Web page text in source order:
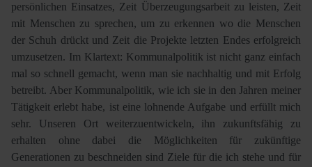
persönlichen Einsatzes, Zeit Überzeugungsarbeit zu leisten, Zeit
mit Menschen zu sprechen, um zu erkennen wo die Menschen
der Schuh drückt und Zeit die Projekte letzten Endes erfolgreich
umzusetzen. Im Klartext: Kommunalpolitik ist nicht ganz einfach
mal so schnell gemacht, wenn man sie nachhaltig und mit Erfolg
betreibt. Aber Kommunalpolitik, wie ich sie in den Jahren meiner
Tätigkeit erlebt habe, ist eine lohnende Aufgabe und erfüllt mich
sehr. Unseren Ort weiterzuentwickeln, ihn zukunftsfähig zu
erhalten ohne dabei die Möglichkeiten für zukünftige
Generationen zu beschneiden sind Ziele für die ich stehe und für